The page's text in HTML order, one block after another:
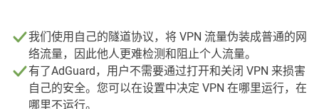
我们使用自己的隧道协议，将 VPN 流量伪装成普通的网
络流量，因此他人更难检测和阻止个人流量。
有了AdGuard，用户不需要通过打开和关闭 VPN 来损害
自己的安全。您可以在设置中决定 VPN 在哪里运行，在
哪里不运行。